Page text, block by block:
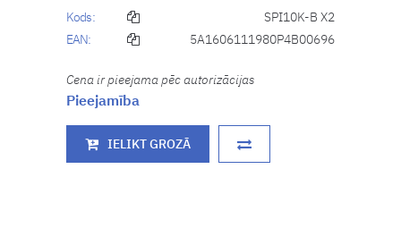
Kods:
SPI10K-B X2
EAN:
5A1606111980P4B00696
Cena ir pieejama pēc autorizācijas
Pieejamība
IELIKT GROZĀ